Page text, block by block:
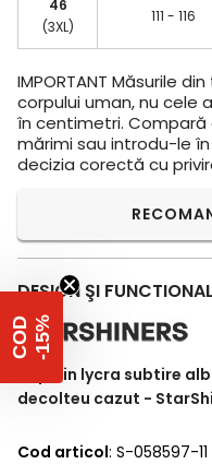
46
(3XL)
111 - 116
IMPORTANT Măsurile
corpului uman, nu cele
în centimetri.
mărimi sau introdu-le
decizia corectă cu
DESIGN ŞI
Top din lycra subtire
decolteu cazut -
Cod articol: S-058597-11
C
O
D
-
1
5 %